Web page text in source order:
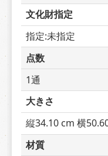
文化財指定
指定:未指定
点数
1通
大きさ
縦34.10 cm 横
材質